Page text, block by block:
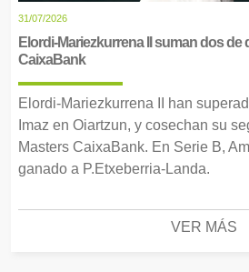
31/07/2026
Elordi-Mariezkurrena II suman dos de
CaixaBank
Elordi-Mariezkurrena II han
Imaz en Oiartzun, y cosechan su
Masters CaixaBank. En Serie B,
ganado a P.Etxeberria-Landa.
VER MÁS